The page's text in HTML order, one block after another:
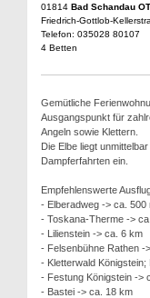
01814 Bad Schandau
Friedrich-Gottlob-
Telefon: 035028 80107
4 Betten
Gemütliche
Ausgangspunkt für
Angeln sowie Klettern.
Die Elbe liegt
Dampferfahrten ein.
Empfehlenswerte
- Elberadweg -> ca. 500
- Toskana-Therme ->
- Lilienstein -> ca. 6 km
- Felsenbühne Rathen -
- Kletterwald
- Festung Königstein ->
- Bastei -> ca. 18 km